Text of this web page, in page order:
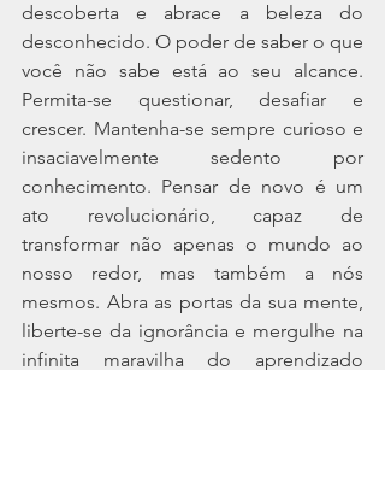
descoberta e abrace a beleza do
desconhecido. O poder de saber o que
você não sabe está ao seu alcance.
Permita-se questionar, desafiar e
crescer. Mantenha-se sempre curioso e
insaciavelmente sedento por
conhecimento. Pensar de novo é um
ato revolucionário, capaz de
transformar não apenas o mundo ao
nosso redor, mas também a nós
mesmos. Abra as portas da sua mente,
liberte-se da ignorância e mergulhe na
infinita maravilha do aprendizado